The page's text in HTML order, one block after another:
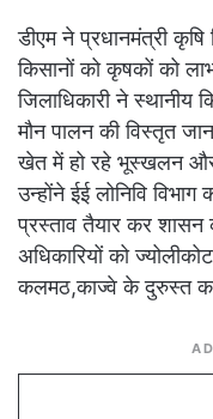
डीएम ने प्रधानमंत्री
किसानों को कृषकों को
जिलाधिकारी ने
मौन पालन की विस्तृत
खेत में हो रहे भूस्खलन
उन्होंने ईई लोनिवि
प्रस्ताव तैयार कर
अधिकारियों को
कलमठ,काज्वे के दुरुस्त